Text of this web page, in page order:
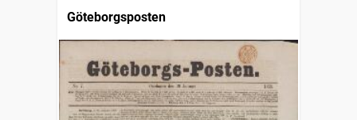
Göteborgsposten